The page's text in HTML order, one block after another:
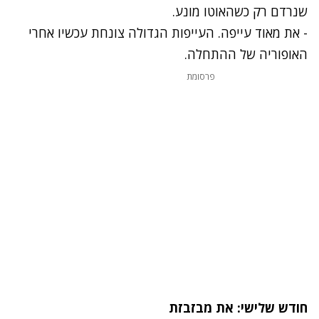
שנרדם רק כשהאוטו מונע.
- את מאוד עייפה. העייפות הגדולה צונחת עכשיו אחרי
האופוריה של ההתחלה.
פרסומת
חודש שלישי: את מבזבזת